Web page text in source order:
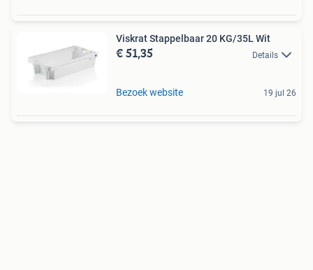
Viskrat Stappelbaar 20 KG/35L Wit
€ 51,35 Details
Bezoek website 19 jul 26